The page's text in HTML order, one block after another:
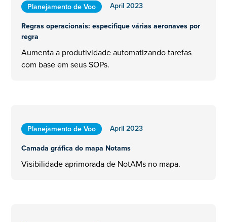
Planejamento de Voo
April 2023
Regras operacionais: especifique várias aeronaves por
regra
Aumenta a produtividade automatizando tarefas
com base em seus SOPs.
Planejamento de Voo
April 2023
Camada gráfica do mapa Notams
Visibilidade aprimorada de NotAMs no mapa.